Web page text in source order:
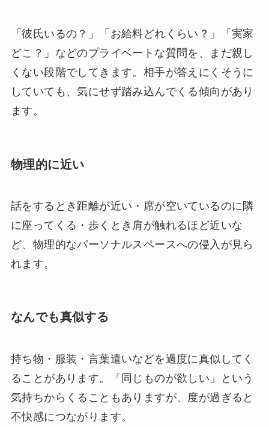
「彼氏いるの？」「お給料どれくらい？」「実家
どこ？」などのプライベートな質問を、まだ親し
くない段階でしてきます。相手が答えにくそうに
していても、気にせず踏み込んでくる傾向があり
ます。
物理的に近い
話をするとき距離が近い・席が空いているのに隣
に座ってくる・歩くとき肩が触れるほど近いな
ど、物理的なパーソナルスペースへの侵入が見ら
れます。
なんでも真似する
持ち物・服装・言葉遣いなどを過度に真似してく
ることがあります。「同じものが欲しい」という
気持ちからくることもありますが、度が過ぎると
不快感につながります。